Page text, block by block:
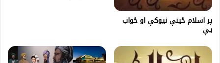
پر اسلام ځینې نیوکې او ځواب
یې